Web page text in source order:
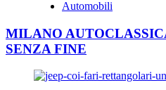
Automobili
MILANO
SENZA FINE